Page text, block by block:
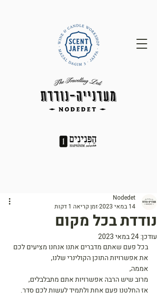
נודדת בכל מקום
Nodedet
14 במאי 2023
זמן קריאה 1 דקות
עודכן:24 במאי 2023
בכל פעם שאתם מדברים אתנו אנחנו מציעים לכם
את אפשרויות התוכן הקולינרי שלנו,
אממה,
מרוב שיש הרבה אפשרויות אתם מתבלבלים,
אז החלטנו פעם אחת ולתמיד לעשות לכם סדר.